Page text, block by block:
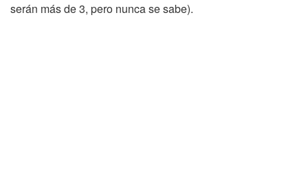
serán más de 3, pero nunca se sabe).